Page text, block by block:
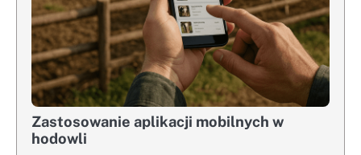
Zastosowanie aplikacji mobilnych w
hodowli